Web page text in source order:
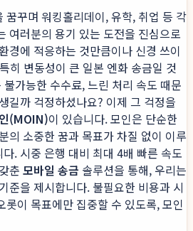
꿈꾸며 워킹홀리데이, 유학, 취업 등 각
여러분의 용기 있는 도전을 진심으로
경에 적응하는 것만큼이나 신경 쓰이
히 변동성이 큰 일본 엔화 송금일 것
가능한 수수료, 느린 처리 속도 때문
길까 걱정하셨나요? 이제 그 걱정을
(MOIN)이 있습니다. 모인은 단순한
의 소중한 꿈과 목표가 차질 없이 이루
. 시중 은행 대비 최대 4배 빠른 속도
춘 모바일 송금 솔루션을 통해, 우리는
준을 제시합니다. 불필요한 비용과 시
롯이 목표에만 집중할 수 있도록, 모인